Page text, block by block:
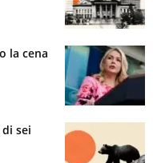
la cena
sei